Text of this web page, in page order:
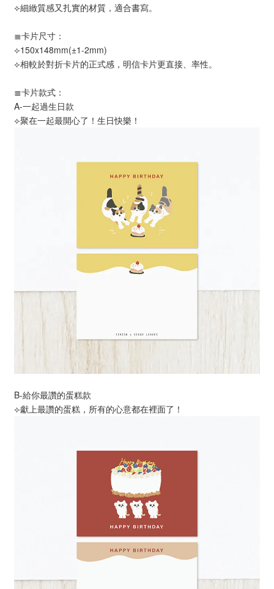
⟣細緻質感又扎實的材質，適合書寫。
≣卡片尺寸：
⟣150x148mm(±1-2mm)
⟣相較於對折卡片的正式感，明信卡片更直接、率性。
≣卡片款式：
A-一起過生日款
⟣聚在一起最開心了！生日快樂！
B-給你最讚的蛋糕款
⟣獻上最讚的蛋糕，所有的心意都在裡面了！